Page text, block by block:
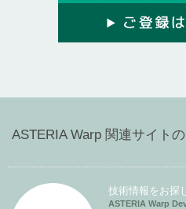
ASTERIA Warp 関連サイト
技術情報をお探
ASTERIA Warp